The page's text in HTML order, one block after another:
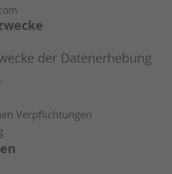
der Datenerhebung
Verpflichtungen